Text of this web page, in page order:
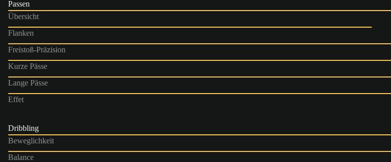
Passen
Übersicht
Flanken
Freistoß-Präzision
Kurze Pässe
Lange Pässe
Effet
Dribbling
Beweglichkeit
Balance